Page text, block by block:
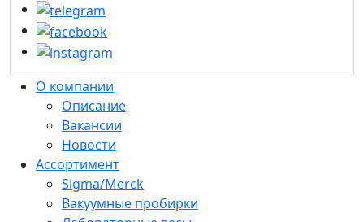
О компании
Описание
Вакансии
Новости
Ассортимент
Sigma/Merck
Вакуумные пробирки